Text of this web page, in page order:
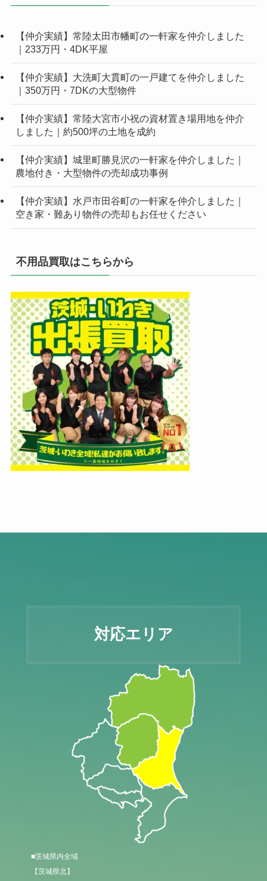
【仲介実績】常陸太田市幡町の一軒家を仲介しました
｜233万円・4DK平屋
【仲介実績】大洗町大貫町の一戸建てを仲介しました
｜350万円・7DKの大型物件
【仲介実績】常陸大宮市小祝の資材置き場用地を仲介
しました｜約500坪の土地を成約
【仲介実績】城里町勝見沢の一軒家を仲介しました｜
農地付き・大型物件の売却成功事例
【仲介実績】水戸市田谷町の一軒家を仲介しました｜
空き家・難あり物件の売却もお任せください
不用品買取はこちらから
対応エリア
■茨城県内全域
【茨城県北】